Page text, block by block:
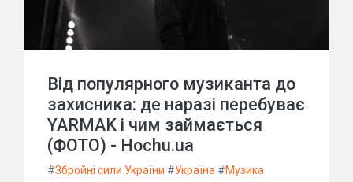
Від популярного музиканта до
захисника: де наразі перебуває
YARMAK і чим займається
(ФОТО) - Hochu.ua
#Збройні сили України #Україна #Музика